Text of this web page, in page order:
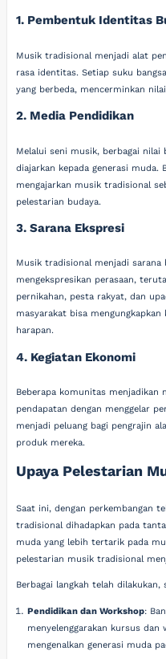
1. Pembentuk Identitas
Musik tradisional menjadi alat
rasa identitas. Setiap suku
yang berbeda, mencerminkan
2. Media Pendidikan
Melalui seni musik, berbagai
diajarkan kepada generasi muda.
mengajarkan musik tradisional
pelestarian budaya.
3. Sarana Ekspresi
Musik tradisional menjadi sarana
mengekspresikan perasaan,
pernikahan, pesta rakyat, dan
masyarakat bisa
harapan.
4. Kegiatan Ekonomi
Beberapa komunitas menjadikan
pendapatan dengan menggelar
menjadi peluang bagi pengrajin
produk mereka.
Upaya Pelestarian
Saat ini, dengan perkembangan
tradisional dihadapkan pada
muda yang lebih tertarik pada
pelestarian musik tradisional
Berbagai langkah telah dilakukan,
Pendidikan dan Workshop:
menyelenggarakan kursus
mengenalkan generasi muda